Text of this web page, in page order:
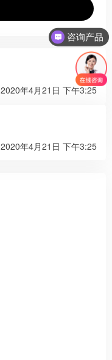
2020年4月21日 下午3:25
2020年4月21日 下午3:25
咨询产品